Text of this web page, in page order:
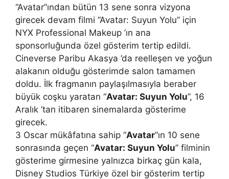
“Avatar”ından bütün 13 sene sonra vizyona
girecek devam filmi “Avatar: Suyun Yolu” için
NYX Professional Makeup ’ın ana
sponsorluğunda özel gösterim tertip edildi.
Cineverse Paribu Akasya ’da reelleşen ve yoğun
alakanın olduğu gösterimde salon tamamen
doldu. İlk fragmanın paylaşılmasıyla beraber
büyük coşku yaratan “Avatar: Suyun Yolu”, 16
Aralık ’tan itibaren sinemalarda gösterime
girecek.
3 Oscar mükâfatına sahip “Avatar”ın 10 sene
sonrasında geçen “Avatar: Suyun Yolu” filminin
gösterime girmesine yalnızca birkaç gün kala,
Disney Studios Türkiye özel bir gösterim tertip